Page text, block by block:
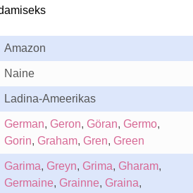
Amazon
Naine
Ladina-Ameerikas
German, Geron, Göran, Germo,
Gorin, Graham, Gren, Green
Garima, Greyn, Grima, Gharam,
Germaine, Grainne, Graina,